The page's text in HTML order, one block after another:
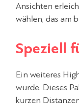
Ansichten
wählen, das am
Speziell
Ein weiteres
wurde. Dieses
kurzen